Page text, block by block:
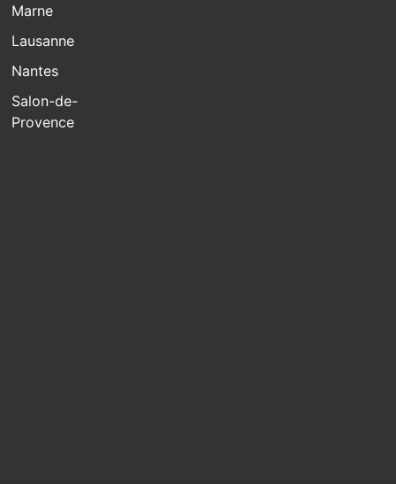
Marne
Lausanne
Nantes
Salon-de-
Provence